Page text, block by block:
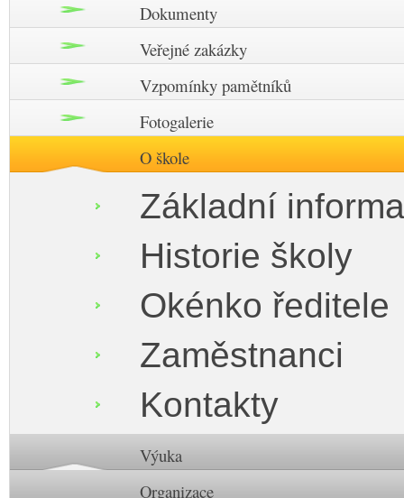
Dokumenty
Veřejné zakázky
Vzpomínky pamětníků
Fotogalerie
O škole
Základní
Historie školy
Okénko ředitele
Zaměstnanci
Kontakty
Výuka
Organizace